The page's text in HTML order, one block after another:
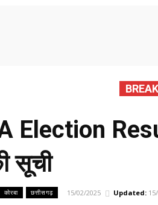
Election
सूची
कोरबा छत्तीसगढ़ 15/02/2025 Updated: